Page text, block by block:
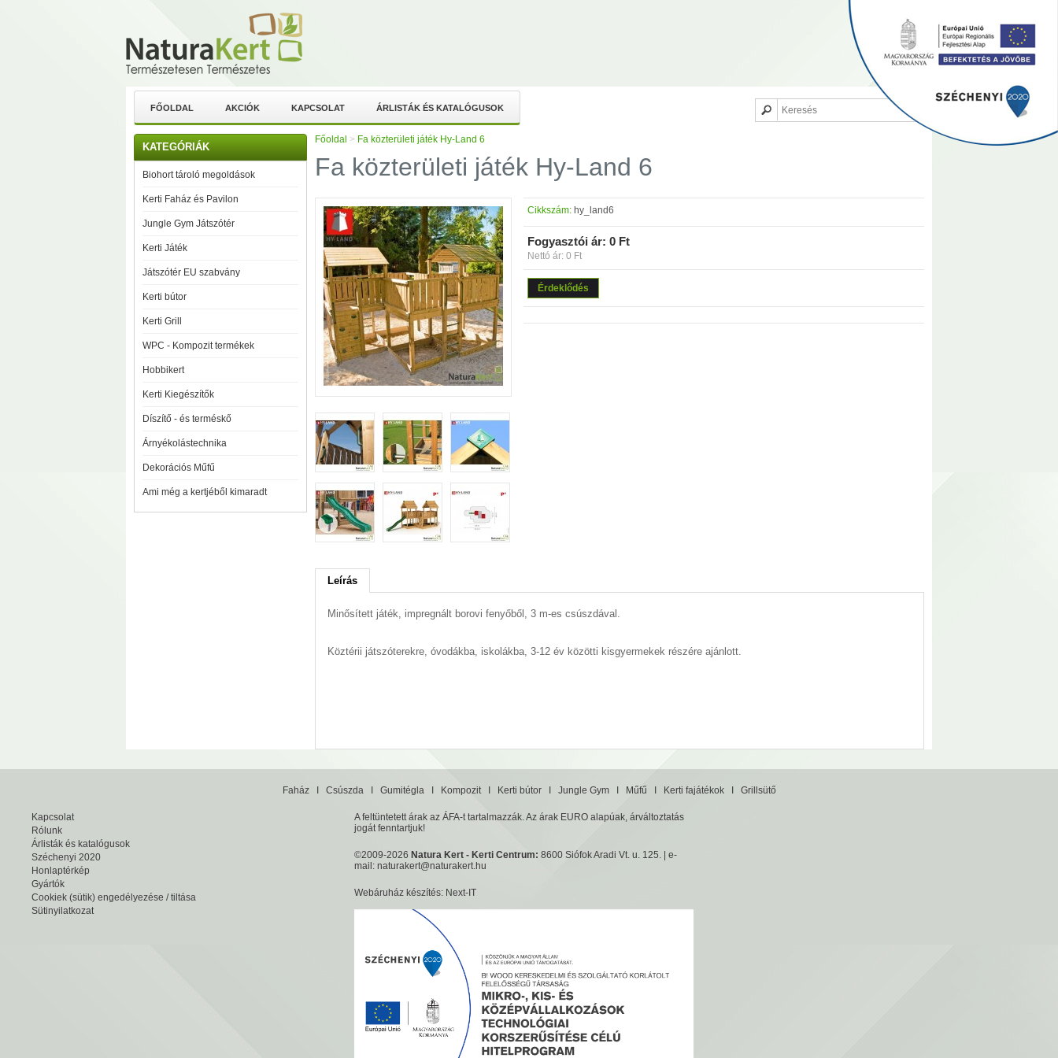
FŐOLDAL AKCIÓK KAPCSOLAT ÁRLISTÁK ÉS KATALÓGUSOK
KATEGÓRIÁK
Biohort tároló megoldások
Kerti Faház és Pavilon
Jungle Gym Játszótér
Kerti Játék
Játszótér EU szabvány
Kerti bútor
Kerti Grill
WPC - Kompozit termékek
Hobbikert
Kerti Kiegészítők
Díszítő - és terméskő
Árnyékolástechnika
Dekorációs Műfű
Ami még a kertjéből kimaradt
Főoldal > Fa közterületi játék Hy-Land 6
Fa közterületi játék Hy-Land 6
Cikkszám: hy_land6
Fogyasztói ár: 0 Ft
Nettó ár: 0 Ft
Érdeklődés
Leírás
Minősített játék, impregnált borovi fenyőből, 3 m-es csúszdával.
Köztérii játszóterekre, óvodákba, iskolákba, 3-12 év közötti kisgyermekek részére ajánlott.
FaházI CsúszdaI GumitéglaI KompozitI Kerti bútorI Jungle GymI Műfű Kerti fajátékokI Grillsütő
Kapcsolat
Rólunk
Árlisták és katalógusok
Széchenyi 2020
Honlaptérkép
Gyártók
Cookiek (sütik) engedélyezése / tiltása
Sütinyilatkozat
A feltüntetett árak az ÁFA-t tartalmazzák. Az árak EURO alapúak, árváltoztatás
jogát fenntartjuk!
©2009-2026 Natura Kert - Kerti Centrum: 8600 Siófok Aradi Vt. u. 125. | e-
mail:naturakert@naturakert.hu
Webáruház készítés: Next-IT